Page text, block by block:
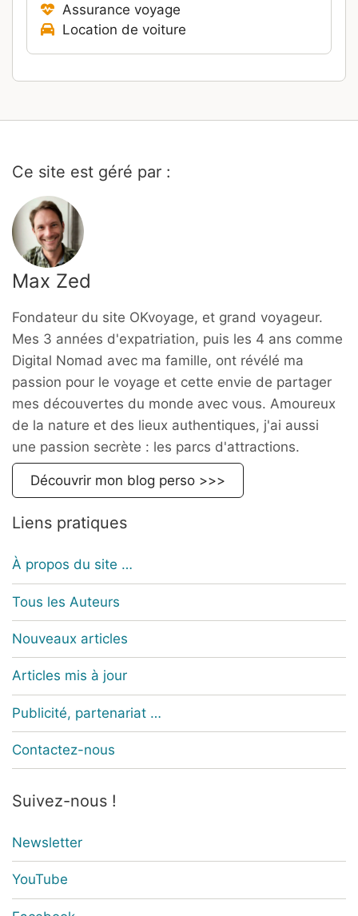
Assurance voyage
Location de voiture
Ce site est géré par :
Max Zed
Fondateur du site OKvoyage, et grand voyageur.
Mes 3 années d'expatriation, puis les 4 ans comme
Digital Nomad avec ma famille, ont révélé ma
passion pour le voyage et cette envie de partager
mes découvertes du monde avec vous. Amoureux
de la nature et des lieux authentiques, j'ai aussi
une passion secrète : les parcs d'attractions.
Découvrir mon blog perso >>>
Liens pratiques
À propos du site …
Tous les Auteurs
Nouveaux articles
Articles mis à jour
Publicité, partenariat …
Contactez-nous
Suivez-nous !
Newsletter
YouTube